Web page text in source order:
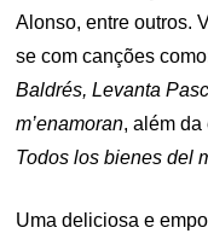
Alonso, entre outros.
se com canções
Baldrés, Levanta
m’enamoran, além
Todos los bienes del
Uma deliciosa e